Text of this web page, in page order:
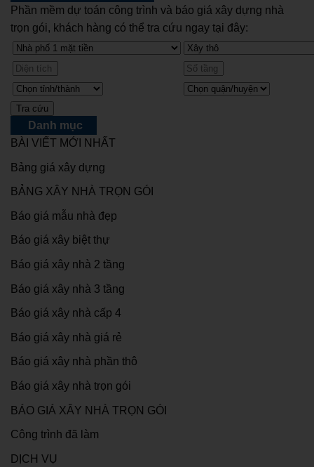
Phần mềm dự toán công trình và báo giá xây dựng nhà
trọn gói, khách hàng có thể tra cứu ngay tại đây:
Danh mục
BÀI VIẾT MỚI NHẤT
Bảng giá xây dựng
BẢNG XÂY NHÀ TRỌN GÓI
Báo giá mẫu nhà đẹp
Báo giá xây biệt thự
Báo giá xây nhà 2 tầng
Báo giá xây nhà 3 tầng
Báo giá xây nhà cấp 4
Báo giá xây nhà giá rẻ
Báo giá xây nhà phần thô
Báo giá xây nhà trọn gói
BÁO GIÁ XÂY NHÀ TRỌN GÓI
Công trình đã làm
DỊCH VỤ